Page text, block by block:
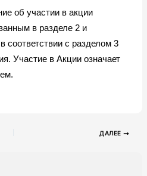
об участии в акции
в разделе 2 и
с разделом 3
Участие в Акции означает
ДАЛЕЕ